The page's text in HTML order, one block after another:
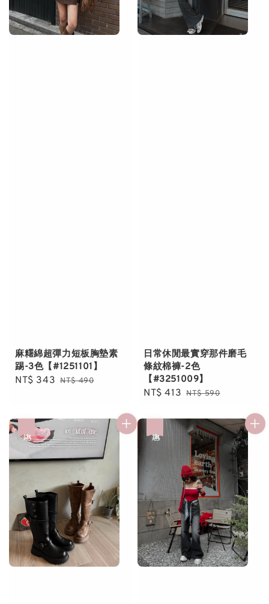
麻糬綿超彈力短板胸墊素
踢-3色【#1251101】
Sale
NT$ 343 Regular
NT$ 490
日常休閒最實穿那件磨毛
條紋棉褲-2色
【#3251009】
Sale
NT$ 413 Regular
NT$ 590